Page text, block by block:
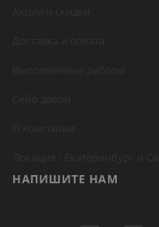
НАПИШИТЕ НАМ